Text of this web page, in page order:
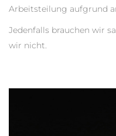
Arbeitsteilung aufgrund
Jedenfalls brauchen wir
wir nicht.